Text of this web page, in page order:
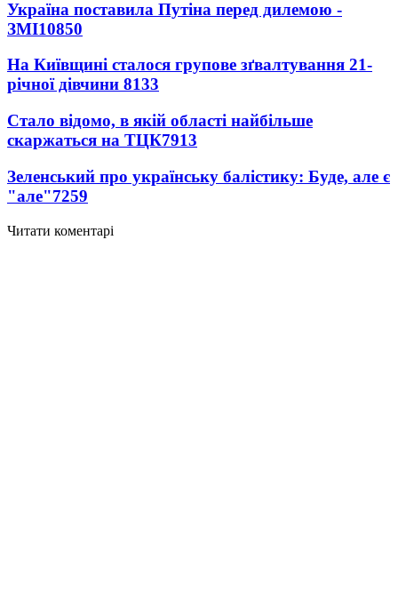
Україна поставила Путіна перед дилемою -
ЗМІ10850
На Київщині сталося групове зґвалтування 21-
річної дівчини 8133
Стало відомо, в якій області найбільше
скаржаться на ТЦК7913
Зеленський про українську балістику: Буде, але є
"але"7259
Читати коментарі